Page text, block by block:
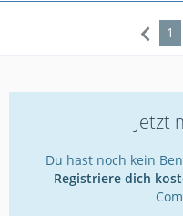
1
Jetzt
Du hast noch kein
Registriere dich